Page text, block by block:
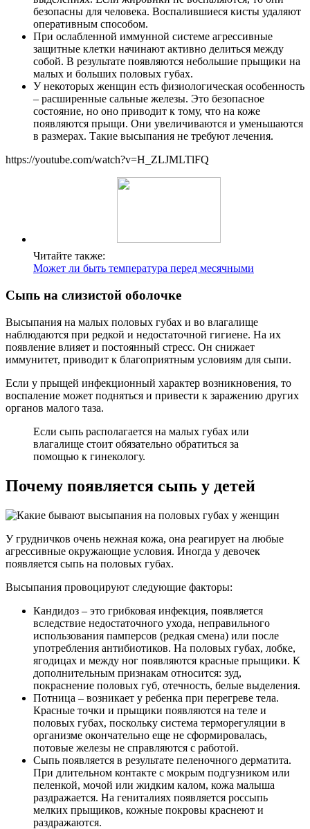
безопасны для человека. Воспалившиеся кисты удаляют
оперативным способом.
При ослабленной иммунной системе агрессивные
защитные клетки начинают активно делиться между
собой. В результате появляются небольшие прыщики на
малых и больших половых губах.
У некоторых женщин есть физиологическая особенность
– расширенные сальные железы. Это безопасное
состояние, но оно приводит к тому, что на коже
появляются прыщи. Они увеличиваются и уменьшаются
в размерах. Такие высыпания не требуют лечения.
https://youtube.com/watch?v=H_ZLJMLTlFQ
Читайте также:
Может ли быть температура перед месячными
Сыпь на слизистой оболочке
Высыпания на малых половых губах и во влагалище
наблюдаются при редкой и недостаточной гигиене. На их
появление влияет и постоянный стресс. Он снижает
иммунитет, приводит к благоприятным условиям для сыпи.
Если у прыщей инфекционный характер возникновения, то
воспаление может подняться и привести к заражению других
органов малого таза.
Если сыпь располагается на малых губах или
влагалище стоит обязательно обратиться за
помощью к гинекологу.
Почему появляется сыпь у детей
У грудничков очень нежная кожа, она реагирует на любые
агрессивные окружающие условия. Иногда у девочек
появляется сыпь на половых губах.
Высыпания провоцируют следующие факторы:
Кандидоз – это грибковая инфекция, появляется
вследствие недостаточного ухода, неправильного
использования памперсов (редкая смена) или после
употребления антибиотиков. На половых губах, лобке,
ягодицах и между ног появляются красные прыщики. К
дополнительным признакам относится: зуд,
покраснение половых губ, отечность, белые выделения.
Потница – возникает у ребенка при перегреве тела.
Красные точки и прыщики появляются на теле и
половых губах, поскольку система терморегуляции в
организме окончательно еще не сформировалась,
потовые железы не справляются с работой.
Сыпь появляется в результате пеленочного дерматита.
При длительном контакте с мокрым подгузником или
пеленкой, мочой или жидким калом, кожа малыша
раздражается. На гениталиях появляется россыпь
мелких прыщиков, кожные покровы краснеют и
раздражаются.